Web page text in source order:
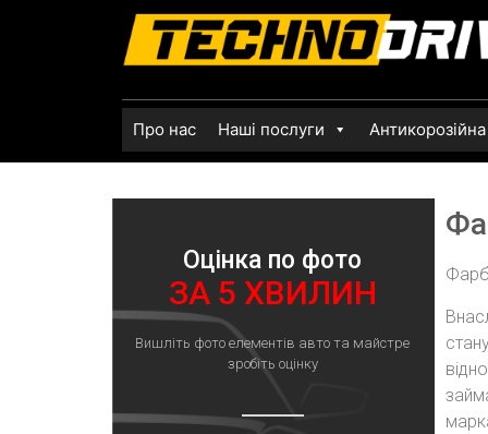
Про нас Наші послуги
Оцінка по фото
ЗА 5 ХВИЛИН
Вишліть фото елементів авто та майстре
зробіть оцінку